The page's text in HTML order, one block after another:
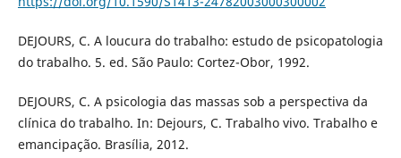
DEJOURS, C. A loucura do trabalho: estudo de psicopatologia
do trabalho. 5. ed. São Paulo: Cortez-Obor, 1992.
DEJOURS, C. A psicologia das massas sob a perspectiva da
clínica do trabalho. In: Dejours, C. Trabalho vivo. Trabalho e
emancipação. Brasília, 2012.